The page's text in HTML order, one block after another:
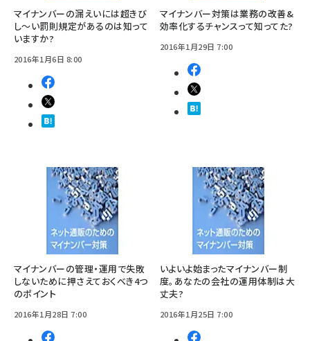
マイナンバーの漏えいには超きび
し～い罰則規定があるのは知って
いますか?
2016年1月6日 8:00
マイナンバー対策は業務の改善&
効率化するチャンスって知ってた?
2016年1月29日 7:00
マイナンバーの管理・運用で失敗
しないために押さえておくべき4つ
のポイント
2016年1月28日 7:00
いよいよ始まったマイナンバー制
度。あなたの会社の運用体制は大
丈夫?
2016年1月25日 7:00